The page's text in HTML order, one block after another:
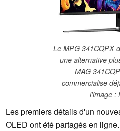
Le MPG 341CQPX
une alternative
MAG
commercialise
l'image :
Les premiers détails d'un
OLED ont été partagés en